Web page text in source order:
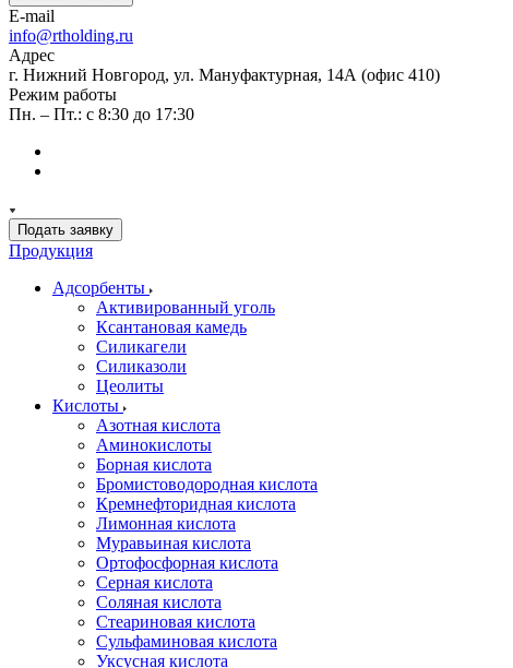
E-mail
info@rtholding.ru
Адрес
г. Нижний Новгород, ул. Мануфактурная, 14А (офис 410)
Режим работы
Пн. – Пт.: с 8:30 до 17:30
Подать заявку
Продукция
Адсорбенты
Активированный уголь
Ксантановая камедь
Силикагели
Силиказоли
Цеолиты
Кислоты
Азотная кислота
Аминокислоты
Борная кислота
Бромистоводородная кислота
Кремнефторидная кислота
Лимонная кислота
Муравьиная кислота
Ортофосфорная кислота
Серная кислота
Соляная кислота
Стеариновая кислота
Сульфаминовая кислота
Уксусная кислота